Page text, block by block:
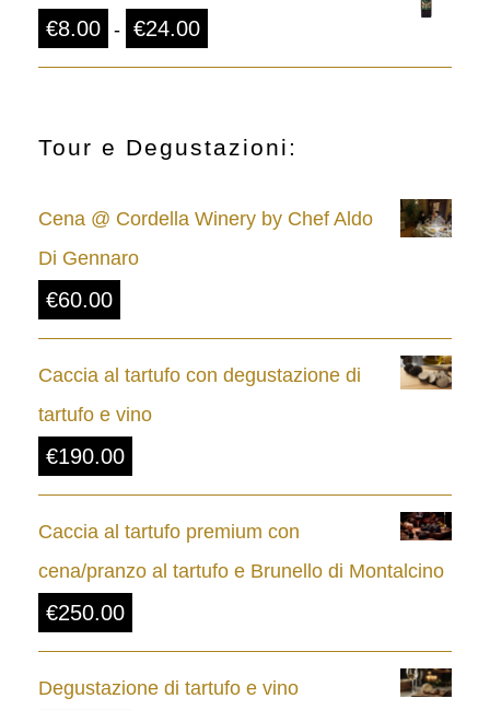
€8.00 - €24.00
a
c
a
p
r
z
o
:
a
€
Tour e Degustazioni:
Cena @ Cordella Winery by Chef Aldo
Di Gennaro
€60.00
Caccia al tartufo con degustazione di
tartufo e vino
€190.00
Caccia al tartufo premium con
cena/pranzo al tartufo e Brunello di Montalcino
€250.00
Degustazione di tartufo e vino